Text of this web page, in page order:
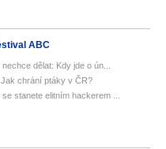
ABC
dělat: Kdy jde o ún...
chrání ptáky v ČR?
stanete elitním hackerem ...